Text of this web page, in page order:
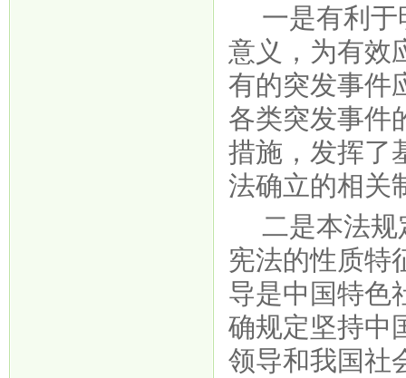
一是有利
意义，为有效
有的突发事件
各类突发事件
措施，发挥了
法确立的相关
二是本法
宪法的性质特
导是中国特色
确规定坚持中
领导和我国社